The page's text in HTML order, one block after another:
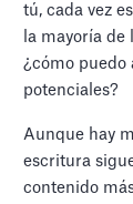
tú, cada vez
la mayoría
¿cómo puedo
potenciales?
Aunque hay
escritura
contenido